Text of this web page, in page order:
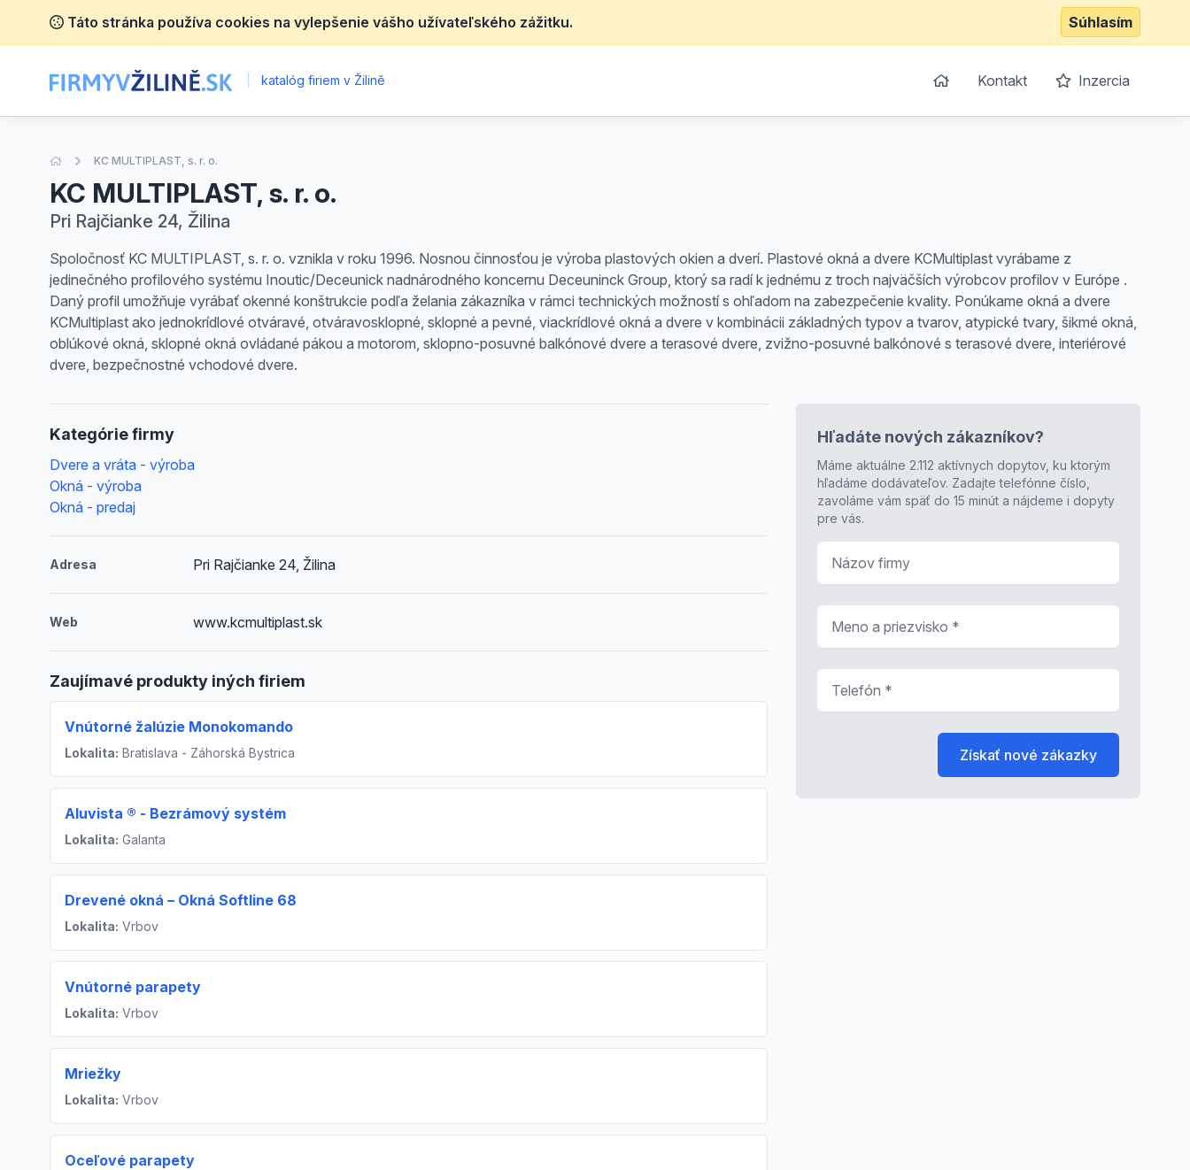
Táto stránka používa cookies na vylepšenie vášho užívateľského zážitku. Súhlasím
katalóg firiem v Žilině Kontakt Inzercia
Úvodná stránka
KC MULTIPLAST, s. r. o.
KC MULTIPLAST, s. r. o.
Pri Rajčianke 24, Žilina
Spoločnosť KC MULTIPLAST, s. r. o. vznikla v roku 1996. Nosnou činnosťou je výroba plastových okien a dverí. Plastové okná a dvere KCMultiplast vyrábame z
jedinečného profilového systému Inoutic/Deceunick nadnárodného koncernu Deceuninck Group, ktorý sa radí k jednému z troch najväčších výrobcov profilov v Európe .
Daný profil umožňuje vyrábať okenné konštrukcie podľa želania zákazníka v rámci technických možností s ohľadom na zabezpečenie kvality. Ponúkame okná a dvere
KCMultiplast ako jednokrídlové otváravé, otváravosklopné, sklopné a pevné, viackrídlové okná a dvere v kombinácii základných typov a tvarov, atypické tvary, šikmé okná,
oblúkové okná, sklopné okná ovládané pákou a motorom, sklopno-posuvné balkónové dvere a terasové dvere, zvižno-posuvné balkónové s terasové dvere, interiérové
dvere, bezpečnostné vchodové dvere.
Kategórie firmy
Dvere a vráta - výroba
Okná - výroba
Okná - predaj
Adresa Pri Rajčianke 24, Žilina
Web www.kcmultiplast.sk
Zaujímavé produkty iných firiem
Vnútorné žalúzie Monokomando
Lokalita: Bratislava - Záhorská Bystrica
Aluvista ® - Bezrámový systém
Lokalita: Galanta
Drevené okná – Okná Softline 68
Lokalita: Vrbov
Vnútorné parapety
Lokalita: Vrbov
Mriežky
Lokalita: Vrbov
Oceľové parapety
Hľadáte nových zákazníkov?
Máme aktuálne 2.112 aktívnych dopytov, ku ktorým
hľadáme dodávateľov. Zadajte telefónne číslo,
zavoláme vám späť do 15 minút a nájdeme i dopyty
pre vás.
Získať nové zákazky